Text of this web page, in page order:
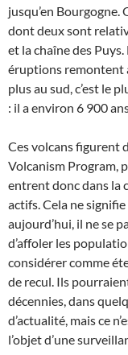
jusqu’en
dont deux sont
et la chaîne des
éruptions remontent
plus au sud, c’est le
: il a environ 6 900
Ces volcans figurent
Volcanism Program,
entrent donc dans la
actifs. Cela ne
aujourd’hui, il ne se
d’affoler les
considérer comme
de recul. Ils
décennies, dans
d’actualité, mais ce
l’objet d’une